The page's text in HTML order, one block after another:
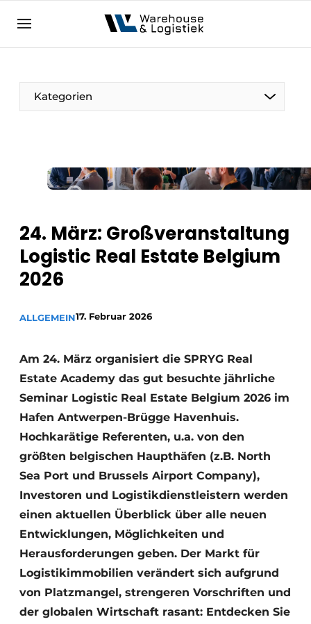
NL EN
Kategorien
24. März: Großveranstaltung
Logistic Real Estate Belgium
2026
ALLGEMEIN17. Februar 2026
Am 24. März organisiert die SPRYG Real
Estate Academy das gut besuchte jährliche
Seminar Logistic Real Estate Belgium 2026 im
Hafen Antwerpen-Brügge Havenhuis.
Hochkarätige Referenten, u.a. von den
größten belgischen Haupthäfen (z.B. North
Sea Port und Brussels Airport Company),
Investoren und Logistikdienstleistern werden
einen aktuellen Überblick über alle neuen
Entwicklungen, Möglichkeiten und
Herausforderungen geben. Der Markt für
Logistikimmobilien verändert sich aufgrund
von Platzmangel, strengeren Vorschriften und
der globalen Wirtschaft rasant: Entdecken Sie